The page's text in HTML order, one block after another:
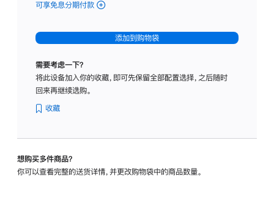
可享免息分期付款 (Studio
-
标
璃
转
添加到购物袋
需要考虑一下？
将此设备加入你的收藏，即可先保留全部配置选择，之后随时
回来再继续选购。
收藏
想购买多件商品？
你可以查看完整的送货详情，并更改购物袋中的商品数量。